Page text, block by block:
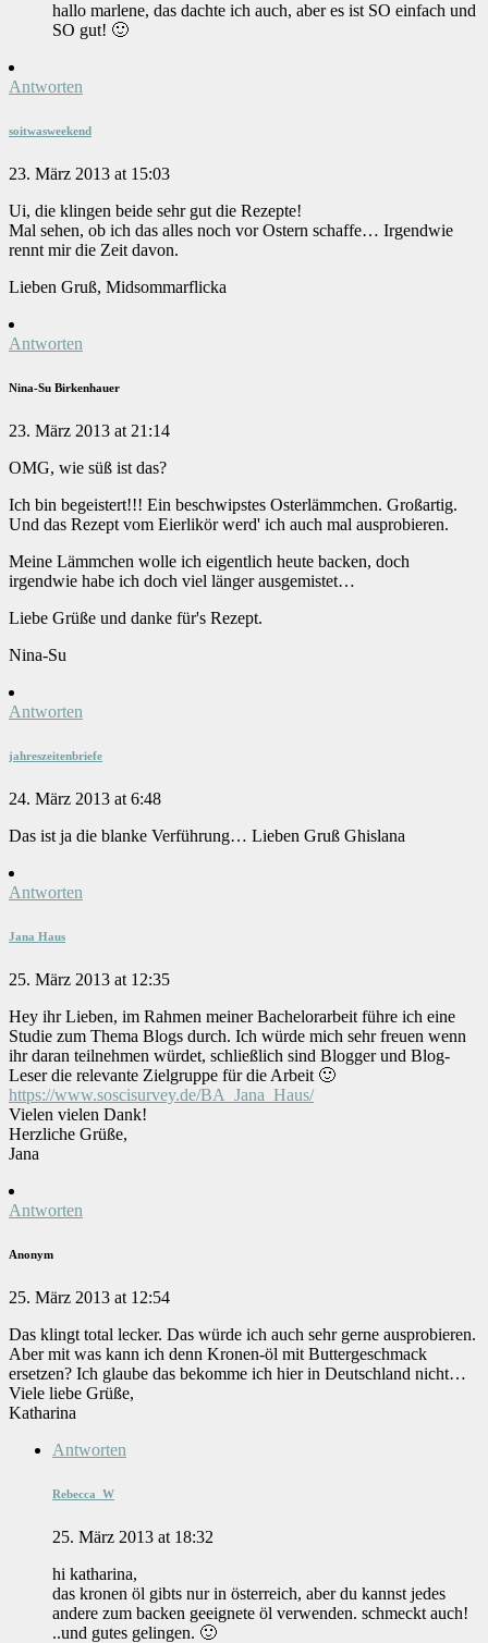
hallo marlene, das dachte ich auch, aber es ist SO einfach und
SO gut! 🙂
Antworten
soitwasweekend
23. März 2013 at 15:03
Ui, die klingen beide sehr gut die Rezepte!
Mal sehen, ob ich das alles noch vor Ostern schaffe… Irgendwie
rennt mir die Zeit davon.
Lieben Gruß, Midsommarflicka
Antworten
Nina-Su Birkenhauer
23. März 2013 at 21:14
OMG, wie süß ist das?
Ich bin begeistert!!! Ein beschwipstes Osterlämmchen. Großartig.
Und das Rezept vom Eierlikör werd' ich auch mal ausprobieren.
Meine Lämmchen wolle ich eigentlich heute backen, doch
irgendwie habe ich doch viel länger ausgemistet…
Liebe Grüße und danke für's Rezept.
Nina-Su
Antworten
jahreszeitenbriefe
24. März 2013 at 6:48
Das ist ja die blanke Verführung… Lieben Gruß Ghislana
Antworten
Jana Haus
25. März 2013 at 12:35
Hey ihr Lieben, im Rahmen meiner Bachelorarbeit führe ich eine
Studie zum Thema Blogs durch. Ich würde mich sehr freuen wenn
ihr daran teilnehmen würdet, schließlich sind Blogger und Blog-
Leser die relevante Zielgruppe für die Arbeit 🙂
https://www.soscisurvey.de/BA_Jana_Haus/
Vielen vielen Dank!
Herzliche Grüße,
Jana
Antworten
Anonym
25. März 2013 at 12:54
Das klingt total lecker. Das würde ich auch sehr gerne ausprobieren.
Aber mit was kann ich denn Kronen-öl mit Buttergeschmack
ersetzen? Ich glaube das bekomme ich hier in Deutschland nicht…
Viele liebe Grüße,
Katharina
Antworten
Rebecca_W
25. März 2013 at 18:32
hi katharina,
das kronen öl gibts nur in österreich, aber du kannst jedes
andere zum backen geeignete öl verwenden. schmeckt auch!
..und gutes gelingen. 🙂